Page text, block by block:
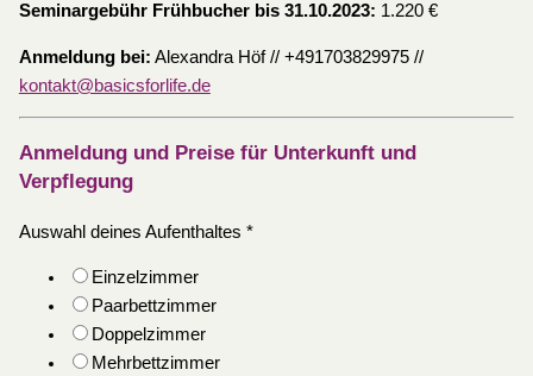
Seminargebühr Frühbucher bis 31.10.2023: 1.220 €
Anmeldung bei: Alexandra Höf // +491703829975 //
kontakt@basicsforlife.de
Anmeldung und Preise für Unterkunft und
Verpflegung
Auswahl deines Aufenthaltes *
Einzelzimmer
Paarbettzimmer
Doppelzimmer
Mehrbettzimmer